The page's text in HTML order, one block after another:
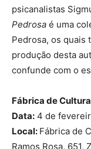
psicanalistas
Pedrosa é uma
Pedrosa, os quais
produção desta
confunde com o
Fábrica de
Data: 4 de
Local: Fábrica de
Ramos Rosa, 651,